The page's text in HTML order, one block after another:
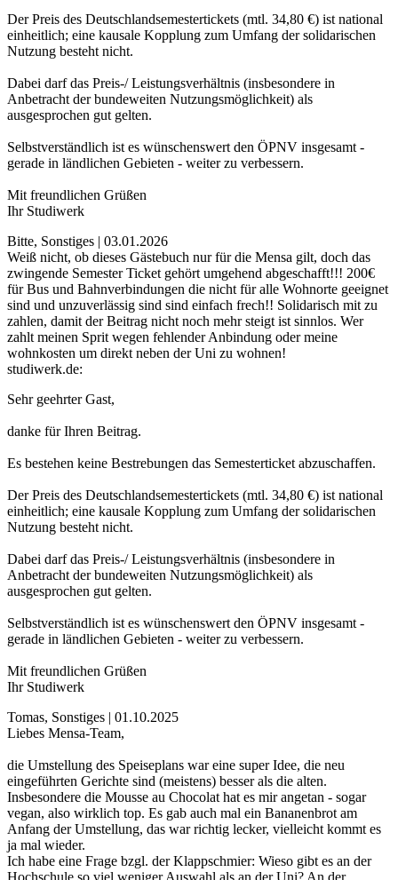
Der Preis des Deutschlandsemestertickets (mtl. 34,80 €) ist national
einheitlich; eine kausale Kopplung zum Umfang der solidarischen
Nutzung besteht nicht.
Dabei darf das Preis-/ Leistungsverhältnis (insbesondere in
Anbetracht der bundeweiten Nutzungsmöglichkeit) als
ausgesprochen gut gelten.
Selbstverständlich ist es wünschenswert den ÖPNV insgesamt -
gerade in ländlichen Gebieten - weiter zu verbessern.
Mit freundlichen Grüßen
Ihr Studiwerk
Bitte, Sonstiges | 03.01.2026
Weiß nicht, ob dieses Gästebuch nur für die Mensa gilt, doch das
zwingende Semester Ticket gehört umgehend abgeschafft!!! 200€
für Bus und Bahnverbindungen die nicht für alle Wohnorte geeignet
sind und unzuverlässig sind sind einfach frech!! Solidarisch mit zu
zahlen, damit der Beitrag nicht noch mehr steigt ist sinnlos. Wer
zahlt meinen Sprit wegen fehlender Anbindung oder meine
wohnkosten um direkt neben der Uni zu wohnen!
studiwerk.de:
Sehr geehrter Gast,
danke für Ihren Beitrag.
Es bestehen keine Bestrebungen das Semesterticket abzuschaffen.
Der Preis des Deutschlandsemestertickets (mtl. 34,80 €) ist national
einheitlich; eine kausale Kopplung zum Umfang der solidarischen
Nutzung besteht nicht.
Dabei darf das Preis-/ Leistungsverhältnis (insbesondere in
Anbetracht der bundeweiten Nutzungsmöglichkeit) als
ausgesprochen gut gelten.
Selbstverständlich ist es wünschenswert den ÖPNV insgesamt -
gerade in ländlichen Gebieten - weiter zu verbessern.
Mit freundlichen Grüßen
Ihr Studiwerk
Tomas, Sonstiges | 01.10.2025
Liebes Mensa-Team,
die Umstellung des Speiseplans war eine super Idee, die neu
eingeführten Gerichte sind (meistens) besser als die alten.
Insbesondere die Mousse au Chocolat hat es mir angetan - sogar
vegan, also wirklich top. Es gab auch mal ein Bananenbrot am
Anfang der Umstellung, das war richtig lecker, vielleicht kommt es
ja mal wieder.
Ich habe eine Frage bzgl. der Klappschmier: Wieso gibt es an der